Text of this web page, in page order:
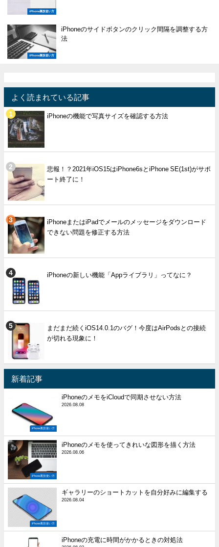
iPhone裏技使い方
iPhone裏技使い方
iPhoneのサイドボタンのクリック間隔を調整する方
法
よく読まれている記事
iPhoneの機能で写真サイズを確認する方法
悲報！？2021年iOS15はiPhone6sとiPhone SE(1st)がサポ
ート終了に！
iPhoneまたはiPadでメールのメッセージをダウンロード
できない問題を修正する方法
iPhoneの新しい機能「Appライブラリ」ってなに？
まだまだ続くiOS14.0.1のバグ！今度はAirPodsとの接続
が切れる現象に！
新着記事
iPhone裏技使い方
iPhoneのメモをiCloudで同期させない方法
2026.08.08
iPhone裏技使い方
iPhoneのメモを使ってきれいな図形を描く方法
2026.08.06
iPhone裏技使い方
ギャラリーのショートカットを自分好みに編集する
2026.08.04
iPhoneの充電に時間がかかるときの対処法